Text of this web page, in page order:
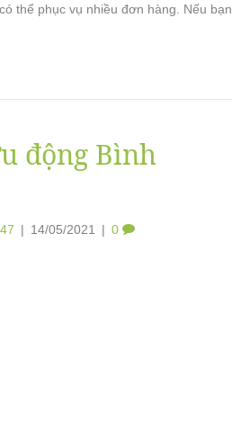
thể phục vụ nhiều đơn hàng. Nếu bạn
động Bình
| 14/05/2021 | 0